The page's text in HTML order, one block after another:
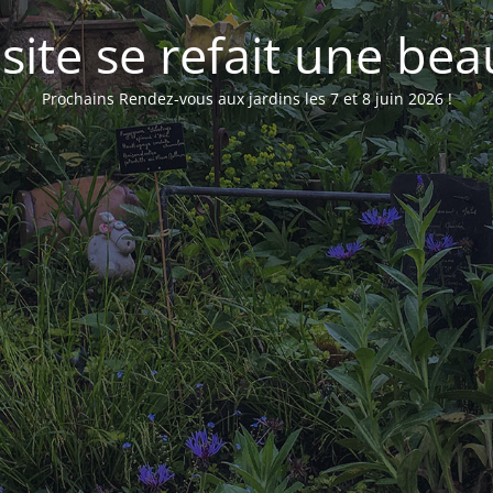
se refait une
Prochains Rendez-vous aux jardins les 7 et 8 juin 2026 !